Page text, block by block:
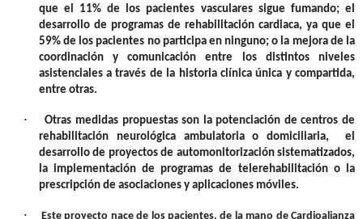
que el 11% de los pacientes vasculares sigue fumando; el
desarrollo de programas de rehabilitación cardiaca, ya que el
59% de los pacientes no participa en ninguno; o la mejora de la
coordinación y comunicación entre los distintos niveles
asistenciales a través de la historia clínica única y compartida,
entre otras.
·
Otras medidas propuestas son la potenciación de centros de
rehabilitación neurológica ambulatoria o domiciliaria, el
desarrollo de proyectos de automonitorización sistematizados,
la implementación de programas de telerehabilitación o la
prescripción de asociaciones y aplicaciones móviles.
·
Este proyecto nace de los pacientes, de la mano de Cardioalianza